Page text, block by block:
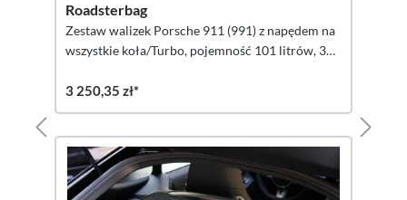
Roadsterbag
Zestaw walizek Porsche 911 (991) z napędem na
wszystkie koła/Turbo, pojemność 101 litrów, 3
3 250,35 zł*